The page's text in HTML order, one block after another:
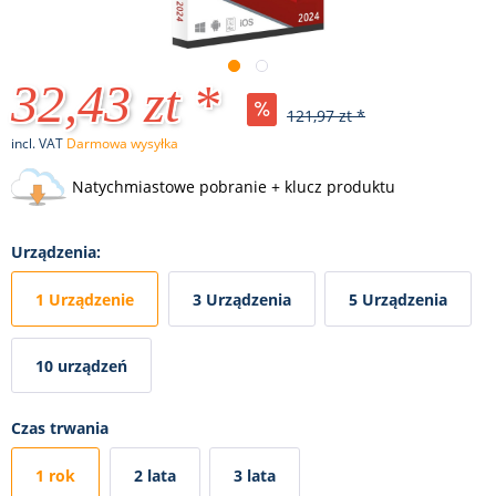
32,43 zt * 121,97 zt *
incl. VAT Darmowa wysyłka
Natychmiastowe pobranie + klucz produktu
Urządzenia:
1 Urządzenie 3 Urządzenia 5 Urządzenia
10 urządzeń
Czas trwania
1 rok 2 lata 3 lata